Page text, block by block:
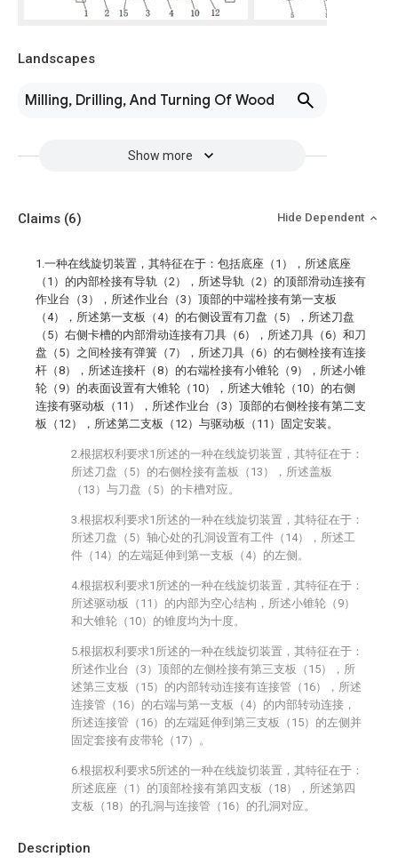
Landscapes
Milling, Drilling, And Turning Of Wood
Show more
Description
Claims (6) Hide Dependent
1.一种在线旋切装置，其特征在于：包括底座（1），所述底座
（1）的内部栓接有导轨（2），所述导轨（2）的顶部滑动连接有
作业台（3），所述作业台（3）顶部的中端栓接有第一支板
（4），所述第一支板（4）的右侧设置有刀盘（5），所述刀盘
（5）右侧卡槽的内部滑动连接有刀具（6），所述刀具（6）和刀
盘（5）之间栓接有弹簧（7），所述刀具（6）的右侧栓接有连接
杆（8），所述连接杆（8）的右端栓接有小锥轮（9），所述小锥
轮（9）的表面设置有大锥轮（10），所述大锥轮（10）的右侧
连接有驱动板（11），所述作业台（3）顶部的右侧栓接有第二支
板（12），所述第二支板（12）与驱动板（11）固定安装。
2.根据权利要求1所述的一种在线旋切装置，其特征在于：
所述刀盘（5）的右侧栓接有盖板（13），所述盖板
（13）与刀盘（5）的卡槽对应。
3.根据权利要求1所述的一种在线旋切装置，其特征在于：
所述刀盘（5）轴心处的孔洞设置有工件（14），所述工
件（14）的左端延伸到第一支板（4）的左侧。
4.根据权利要求1所述的一种在线旋切装置，其特征在于：
所述驱动板（11）的内部为空心结构，所述小锥轮（9）
和大锥轮（10）的锥度均为十度。
5.根据权利要求1所述的一种在线旋切装置，其特征在于：
所述作业台（3）顶部的左侧栓接有第三支板（15），所
述第三支板（15）的内部转动连接有连接管（16），所述
连接管（16）的右端与第一支板（4）的内部转动连接，
所述连接管（16）的左端延伸到第三支板（15）的左侧并
固定套接有皮带轮（17）。
6.根据权利要求5所述的一种在线旋切装置，其特征在于：
所述底座（1）的顶部栓接有第四支板（18），所述第四
支板（18）的孔洞与连接管（16）的孔洞对应。